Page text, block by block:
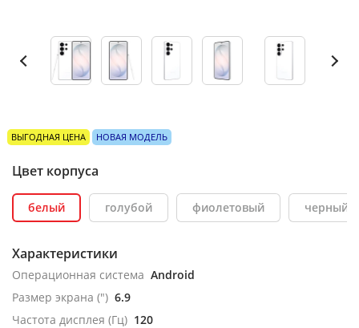
ВЫГОДНАЯ ЦЕНА НОВАЯ МОДЕЛЬ
Цвет корпуса
белый голубой фиолетовый черный
Характеристики
Операционная система Android
Размер экрана (") 6.9
Частота дисплея (Гц) 120